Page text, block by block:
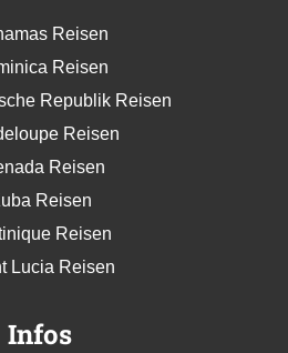
Reisen
Reisen
Republik Reisen
Reisen
Reisen
Reisen
Reisen
Lucia Reisen
Infos